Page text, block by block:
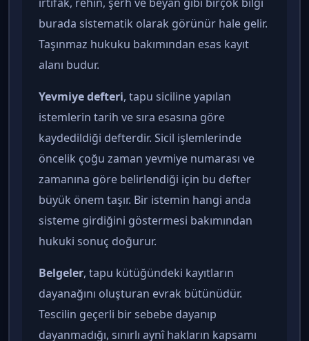
burada sistematik olarak görünür hale gelir.
Taşınmaz hukuku bakımından esas kayıt
alanı budur.
Yevmiye defteri, tapu siciline yapılan
istemlerin tarih ve sıra esasına göre
kaydedildiği defterdir. Sicil işlemlerinde
öncelik çoğu zaman yevmiye numarası ve
zamanına göre belirlendiği için bu defter
büyük önem taşır. Bir istemin hangi anda
sisteme girdiğini göstermesi bakımından
hukuki sonuç doğurur.
Belgeler, tapu kütüğündeki kayıtların
dayanağını oluşturan evrak bütünüdür.
Tescilin geçerli bir sebebe dayanıp
dayanmadığı, sınırlı aynî hakların kapsamı